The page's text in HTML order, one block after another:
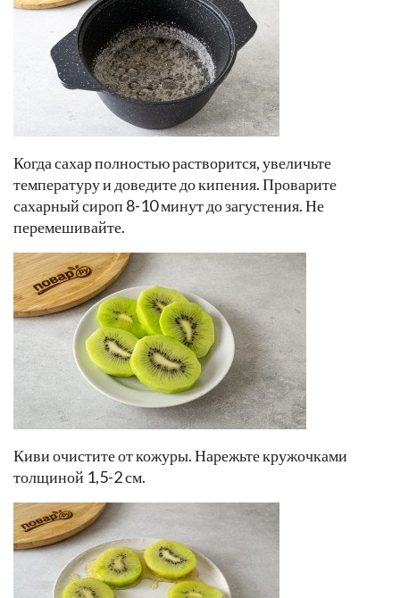
Когда сахар полностью растворится, увеличьте
температуру и доведите до кипения. Проварите
сахарный сироп 8-10 минут до загустения. Не
перемешивайте.
Киви очистите от кожуры. Нарежьте кружочками
толщиной 1,5-2 см.